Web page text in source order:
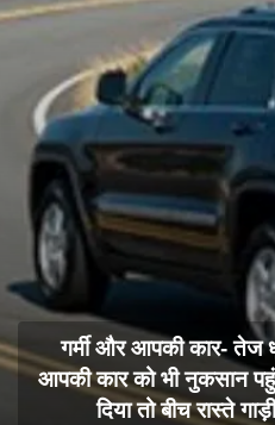
गर्मी और आपकी कार- तेज
आपकी कार को भी नुकसान
दिया तो बीच रास्ते